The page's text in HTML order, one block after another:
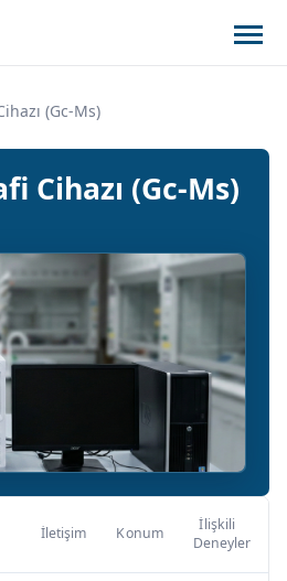
(Gc-Ms)
Cihazı (Gc-Ms)
İletişim Konum
İlişkili
Deneyler